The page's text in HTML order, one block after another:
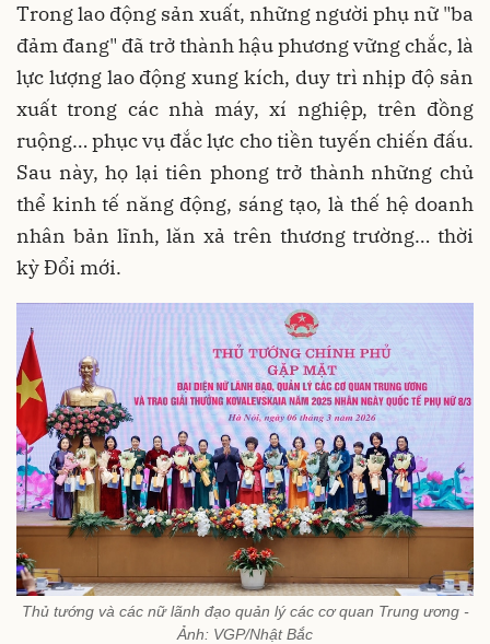
Trong lao động sản xuất, những người phụ nữ "ba
đảm đang" đã trở thành hậu phương vững chắc, là
lực lượng lao động xung kích, duy trì nhịp độ sản
xuất trong các nhà máy, xí nghiệp, trên đồng
ruộng… phục vụ đắc lực cho tiền tuyến chiến đấu.
Sau này, họ lại tiên phong trở thành những chủ
thể kinh tế năng động, sáng tạo, là thế hệ doanh
nhân bản lĩnh, lăn xả trên thương trường… thời
kỳ Đổi mới.
Thủ tướng và các nữ lãnh đạo quản lý các cơ quan Trung ương -
Ảnh: VGP/Nhật Bắc